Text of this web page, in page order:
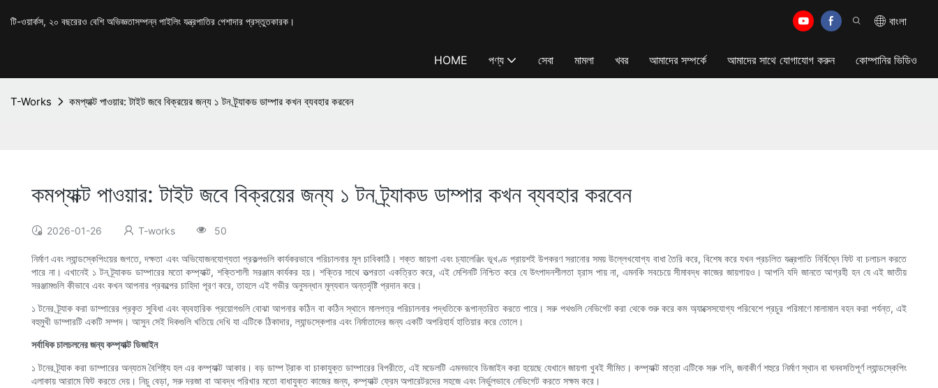
টি-ওয়ার্কস, ২০ বছরেরও বেশি অভিজ্ঞতাসম্পন্ন পাইলিং যন্ত্রপাতির পেশাদার প্রস্তুতকারক। বাংলা
HOME পণ্য সেবা মামলা খবর আমাদের সম্পর্কে আমাদের সাথে যোগাযোগ করুন কোম্পানির ভিডিও
T-Works কমপ্যাক্ট পাওয়ার: টাইট জবে বিক্রয়ের জন্য ১ টন ট্র্যাকড ডাম্পার কখন ব্যবহার করবেন
কমপ্যাক্ট পাওয়ার: টাইট জবে বিক্রয়ের জন্য ১ টন ট্র্যাকড ডাম্পার কখন ব্যবহার করবেন
2026-01-26 T-works 50
নির্মাণ এবং ল্যান্ডস্কেপিংয়ের জগতে, দক্ষতা এবং অভিযোজনযোগ্যতা প্রকল্পগুলি কার্যকরভাবে পরিচালনার মূল চাবিকাঠি। শক্ত জায়গা এবং চ্যালেঞ্জিং ভূখণ্ড প্রায়শই উপকরণ সরানোর সময় উল্লেখযোগ্য বাধা তৈরি করে, বিশেষ করে যখন প্রচলিত যন্ত্রপাতি নির্বিঘ্নে ফিট বা চলাচল করতে
পারে না। এখানেই ১ টন ট্র্যাকড ডাম্পারের মতো কম্প্যাক্ট, শক্তিশালী সরঞ্জাম কার্যকর হয়। শক্তির সাথে তত্পরতা একত্রিত করে, এই মেশিনটি নিশ্চিত করে যে উৎপাদনশীলতা হ্রাস পায় না, এমনকি সবচেয়ে সীমাবদ্ধ কাজের জায়গায়ও। আপনি যদি জানতে আগ্রহী হন যে এই জাতীয়
সরঞ্জামগুলি কীভাবে এবং কখন আপনার প্রকল্পের চাহিদা পূরণ করে, তাহলে এই গভীর অনুসন্ধান মূল্যবান অন্তর্দৃষ্টি প্রদান করে।
১ টনের ট্র্যাক করা ডাম্পারের প্রকৃত সুবিধা এবং ব্যবহারিক প্রয়োগগুলি বোঝা আপনার কঠিন বা কঠিন স্থানে মালপত্র পরিচালনার পদ্ধতিকে রূপান্তরিত করতে পারে। সরু পথগুলি নেভিগেট করা থেকে শুরু করে কম অ্যাক্সেসযোগ্য পরিবেশে প্রচুর পরিমাণে মালামাল বহন করা পর্যন্ত, এই
বহুমুখী ডাম্পারটি একটি সম্পদ। আসুন সেই দিকগুলি খতিয়ে দেখি যা এটিকে ঠিকাদার, ল্যান্ডস্কেপার এবং নির্মাতাদের জন্য একটি অপরিহার্য হাতিয়ার করে তোলে।
সর্বাধিক চালচলনের জন্য কম্প্যাক্ট ডিজাইন
১ টনের ট্র্যাক করা ডাম্পারের অন্যতম বৈশিষ্ট্য হল এর কম্প্যাক্ট আকার। বড় ডাম্প ট্রাক বা চাকাযুক্ত ডাম্পারের বিপরীতে, এই মডেলটি এমনভাবে ডিজাইন করা হয়েছে যেখানে জায়গা খুবই সীমিত। কম্প্যাক্ট মাত্রা এটিকে সরু গলি, জনাকীর্ণ শহুরে নির্মাণ স্থান বা ঘনবসতিপূর্ণ ল্যান্ডস্কেপিং
এলাকায় আরামে ফিট করতে দেয়। নিচু বেড়া, সরু দরজা বা আবদ্ধ পরিখার মতো বাধাযুক্ত কাজের জন্য, কম্প্যাক্ট ফ্রেম অপারেটরদের সহজে এবং নির্ভুলভাবে নেভিগেট করতে সক্ষম করে।